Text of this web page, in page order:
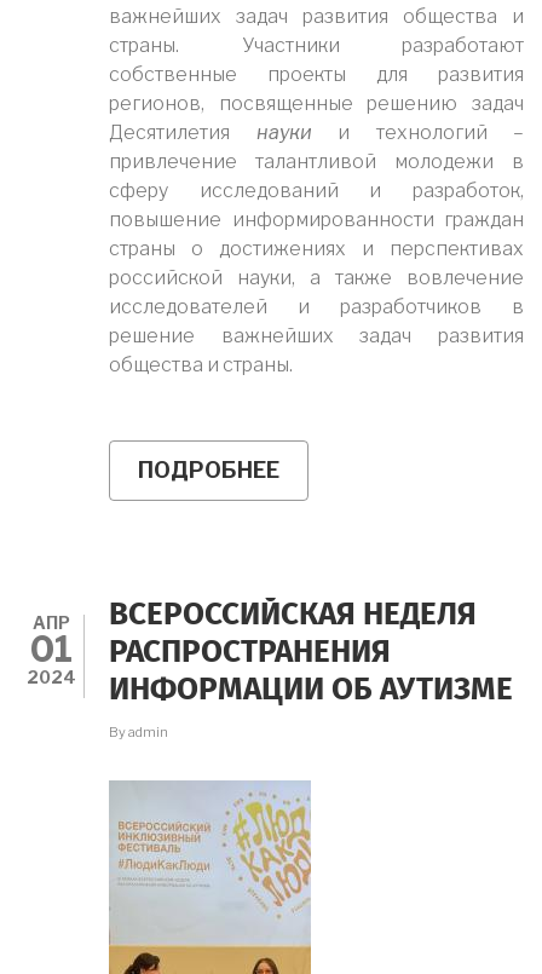
важнейших задач развития общества и
страны. Участники разработают
собственные проекты для развития
регионов, посвященные решению задач
Десятилетия науки и технологий –
привлечение талантливой молодежи в
сферу исследований и разработок,
повышение информированности граждан
страны о достижениях и перспективах
российской науки, а также вовлечение
исследователей и разработчиков в
решение важнейших задач развития
общества и страны.
ПОДРОБНЕЕ
XII
И
СНО
ПРОЙДЕТ
ВО
ВЛАДИВОСТОКЕ
АПР
01
2024
ВСЕРОССИЙСКАЯ НЕДЕЛЯ
РАСПРОСТРАНЕНИЯ
ИНФОРМАЦИИ ОБ АУТИЗМЕ
Byadmin